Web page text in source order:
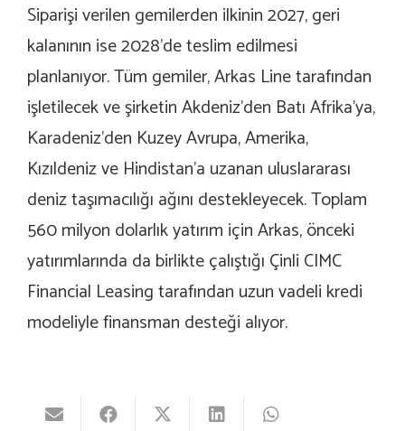
Siparişi verilen gemilerden ilkinin 2027, geri
kalanının ise 2028’de teslim edilmesi
planlanıyor. Tüm gemiler, Arkas Line tarafından
işletilecek ve şirketin Akdeniz’den Batı Afrika’ya,
Karadeniz’den Kuzey Avrupa, Amerika,
Kızıldeniz ve Hindistan’a uzanan uluslararası
deniz taşımacılığı ağını destekleyecek. Toplam
560 milyon dolarlık yatırım için Arkas, önceki
yatırımlarında da birlikte çalıştığı Çinli CIMC
Financial Leasing tarafından uzun vadeli kredi
modeliyle finansman desteği alıyor.